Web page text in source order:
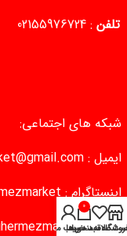
تلفن :
02155976724
شبکه های اجتماعی:
ایمیل :
اینستاگرام :
تلگرام :
علاقه‌مندی‌ها
0
سبد خرید
حساب من